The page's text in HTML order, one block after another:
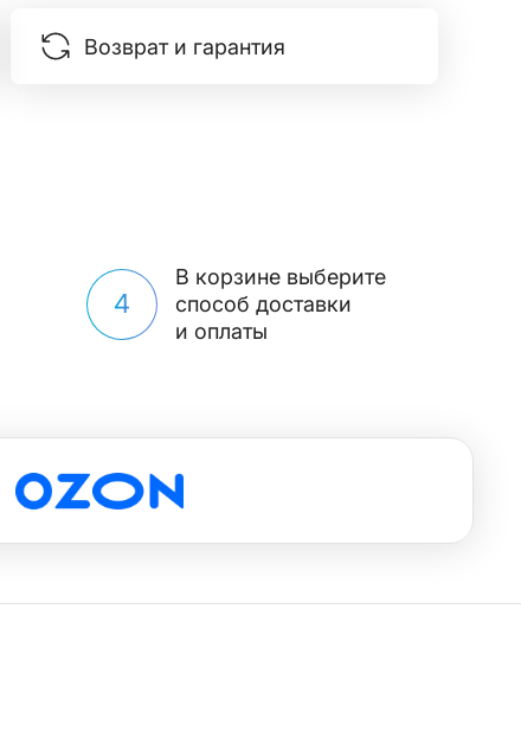
Возврат и гарантия
4
В корзине выберите
способ доставки
и оплаты